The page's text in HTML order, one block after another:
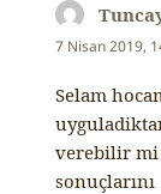
7 Nisan 2019,
Selam
verebilir mi
sonuçlarını